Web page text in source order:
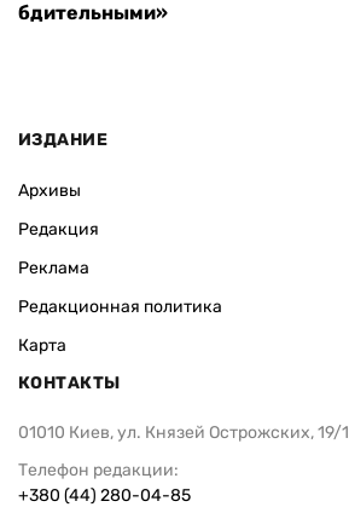
бдительными»
ИЗДАНИЕ
Архивы
Редакция
Реклама
Редакционная политика
Карта
КОНТАКТЫ
01010 Киев, ул. Князей Острожских, 19/1
Телефон редакции:
+380 (44) 280-04-85